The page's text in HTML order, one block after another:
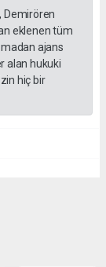
Demirören
eklenen tüm
ajans
alan hukuki
hiç bir